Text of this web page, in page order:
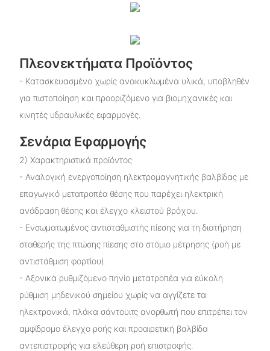
Πλεονεκτήματα Προϊόντος
- Κατασκευασμένο χωρίς ανακυκλωμένα υλικά, υποβληθέν
για πιστοποίηση και προοριζόμενο για βιομηχανικές και
κινητές υδραυλικές εφαρμογές.
Σενάρια Εφαρμογής
2) Χαρακτηριστικά προϊόντος
- Αναλογική ενεργοποίηση ηλεκτρομαγνητικής βαλβίδας με
επαγωγικό μετατροπέα θέσης που παρέχει ηλεκτρική
ανάδραση θέσης και έλεγχο κλειστού βρόχου.
- Ενσωματωμένος αντισταθμιστής πίεσης για τη διατήρηση
σταθερής της πτώσης πίεσης στο στόμιο μέτρησης (ροή με
αντιστάθμιση φορτίου).
- Αξονικά ρυθμιζόμενο πηνίο μετατροπέα για εύκολη
ρύθμιση μηδενικού σημείου χωρίς να αγγίζετε τα
ηλεκτρονικά, πλάκα σάντουιτς ανορθωτή που επιτρέπει τον
αμφίδρομο έλεγχο ροής και προαιρετική βαλβίδα
αντεπιστροφής για ελεύθερη ροή επιστροφής.